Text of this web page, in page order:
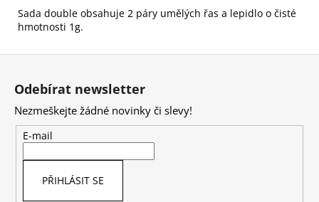
Sada double obsahuje 2 páry umělých řas a lepidlo o čisté
hmotnosti 1g.
Z
Odebírat newsletter
Nezmeškejte žádné novinky či slevy!
E-mail
PŘIHLÁSIT SE